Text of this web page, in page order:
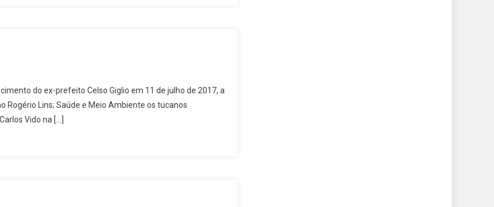
do ex-prefeito Celso Giglio em 11 de julho de 2017, a
Rogério Lins; Saúde e Meio Ambiente os tucanos
Vido na […]